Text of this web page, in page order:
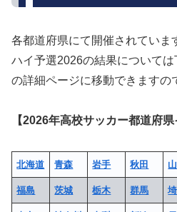
各都道府県にて開催されていま
ハイ予選2026の結果について
の詳細ページに移動できますの
【2026年高校サッカー都道府
北海道 青森 岩手 秋田
福島 茨城 栃木 群馬